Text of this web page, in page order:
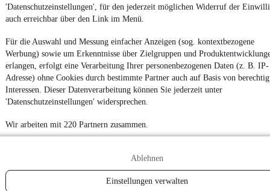
'Datenschutzeinstellungen', für den jederzeit möglichen Widerruf der
auch erreichbar über den Link im Menü.
Für die Auswahl und Messung einfacher Anzeigen (sog. kontextbezogene
Werbung) sowie um Erkenntnisse über Zielgruppen und
erlangen, erfolgt eine Verarbeitung Ihrer personenbezogenen Daten (z. B. IP-
Adresse) ohne Cookies durch bestimmte Partner auch auf Basis von
Interessen. Dieser Datenverarbeitung können Sie jederzeit unter
'Datenschutzeinstellungen' widersprechen.
Wir arbeiten mit 220 Partnern zusammen.
Ablehnen
Einstellungen verwalten
Vertrag widerrufen
Datenschutzeinstellungen
Erklärung zur Barrierefreiheit
Report Security Vulnerability (English)
Leasing-Angebote, gibt es bei mobile.de